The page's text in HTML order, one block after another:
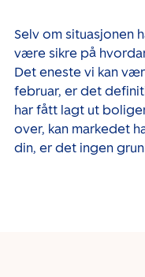
Selv om situasjonen
være sikre på
Det eneste vi kan
februar, er det
har fått lagt ut
over, kan markedet
din, er det ingen